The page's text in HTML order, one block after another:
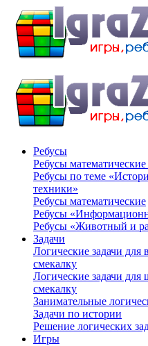
Ребусы
Ребусы
Ребусы по теме
техники»
Ребусы математические
Ребусы
Ребусы «Животный и
Задачи
Логические задачи
смекалку
Логические задачи
смекалку
Занимательные
Задачи по истории
Решение логических
Игры